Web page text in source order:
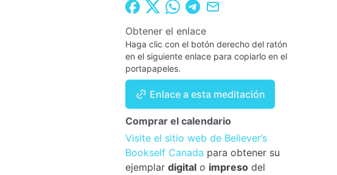
Obtener el enlace
Haga clic con el botón derecho del ratón
en el siguiente enlace para copiarlo en el
portapapeles.
Enlace a esta meditación
Comprar el calendario
Visite el sitio web de Believer’s
Bookself Canada para obtener su
ejemplar digital o impreso del